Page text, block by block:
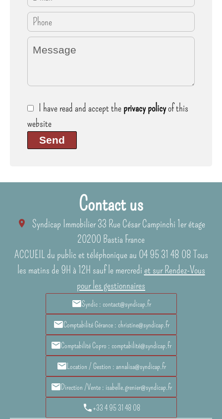
I have read and accept theprivacy policyof this
website
Send
Contact us
Syndicap Immobilier33 Rue César Campinchi 1er étage
20200 Bastia France
ACCUEIL du public et téléphonique au 04 95 31 48 08 Tous
les matins de 9H à 12H sauf le mercredi et sur Rendez-Vous
pour les gestionnaires
Syndic : contact@syndicap.fr
Comptabilité Gérance : christine@syndicap.fr
Comptabilité Copro : comptabilité@syndicap.fr
Location / Gestion : annalisa@syndicap.fr
Direction /Vente : isabelle.grenier@syndicap.fr
+33 4 95 31 48 08